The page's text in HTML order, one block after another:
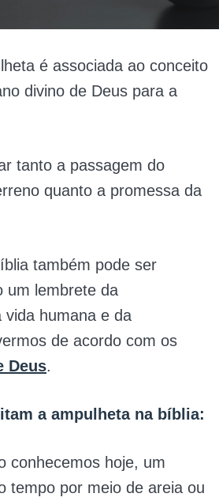
é associada ao conceito
divino de Deus para a
tanto a passagem do
quanto a promessa da
também pode ser
um lembrete da
vida humana e da
de acordo com os
Deus.
a ampulheta na bíblia:
conhecemos hoje, um
tempo por meio de areia ou